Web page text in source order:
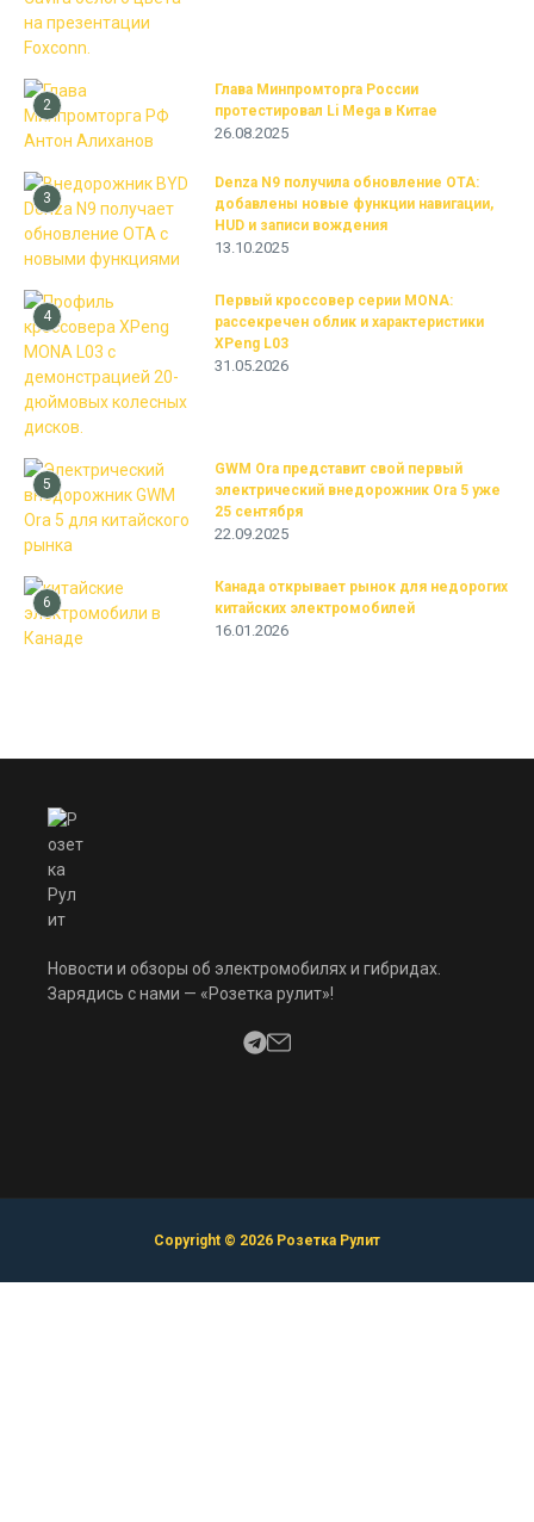
2
Глава Минпромторга России
протестировал Li Mega в Китае
26.08.2025
3
Denza N9 получила обновление OTA:
добавлены новые функции навигации,
HUD и записи вождения
13.10.2025
4
Первый кроссовер серии MONA:
рассекречен облик и характеристики
XPeng L03
31.05.2026
5
GWM Ora представит свой первый
электрический внедорожник Ora 5 уже
25 сентября
22.09.2025
6
Канада открывает рынок для недорогих
китайских электромобилей
16.01.2026
Новости и обзоры об электромобилях и гибридах.
Зарядись с нами — «Розетка рулит»!
Copyright © 2026 Розетка Рулит